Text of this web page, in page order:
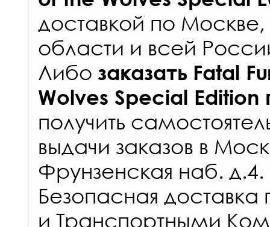
доставкой по
области и всей
Либо заказать Fatal
Wolves Special Edition
получить
выдачи заказов в
Фрунзенская наб. д.4.
Безопасная
и Транспортными